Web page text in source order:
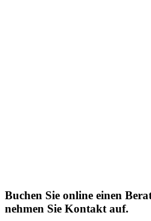
Buchen Sie online einen
nehmen Sie Kontakt auf.